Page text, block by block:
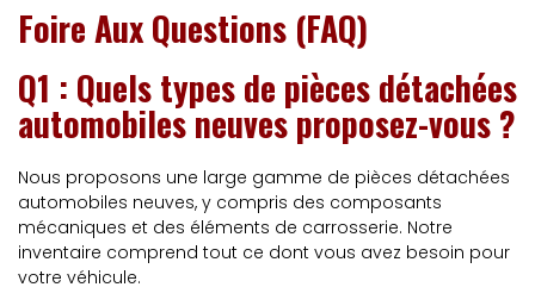
Foire Aux Questions (FAQ)
Q1 : Quels types de pièces détachées
automobiles neuves proposez-vous ?
Nous proposons une large gamme de pièces détachées
automobiles neuves, y compris des composants
mécaniques et des éléments de carrosserie. Notre
inventaire comprend tout ce dont vous avez besoin pour
votre véhicule.